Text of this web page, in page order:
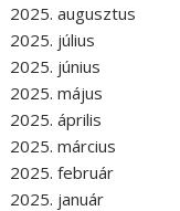
2025. augusztus
2025. július
2025. június
2025. május
2025. április
2025. március
2025. február
2025. január